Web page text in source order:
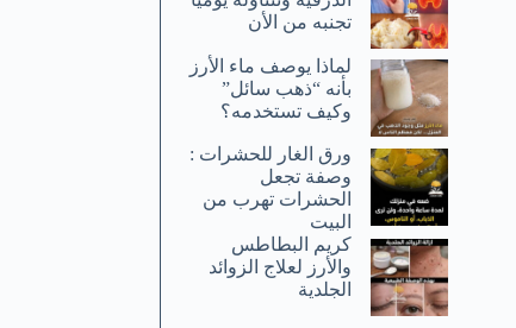
تجنبه من الأن
لماذا يوصف ماء الأرز
بأنه “ذهب سائل”
وكيف تستخدمه؟
ورق الغار للحشرات :
وصفة تجعل
الحشرات تهرب من
البيت
كريم البطاطس
والأرز لعلاج الزوائد
الجلدية